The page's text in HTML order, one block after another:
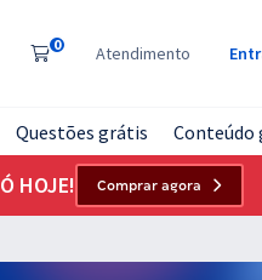
0 Atendimento
Questões grátis
HOJE! Comprar agora